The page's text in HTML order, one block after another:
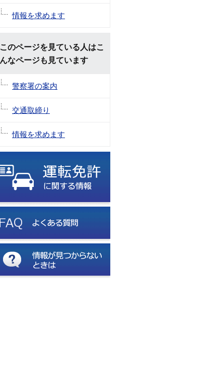
情報を求めます
このページを見ている人はこ
んなページも見ています
警察署の案内
交通取締り
情報を求めます